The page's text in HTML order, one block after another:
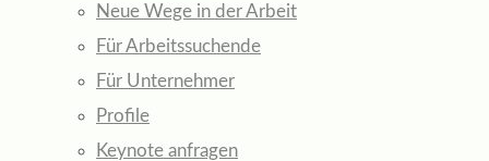
Neue Wege in der Arbeit
Für Arbeitssuchende
Für Unternehmer
Profile
Keynote anfragen